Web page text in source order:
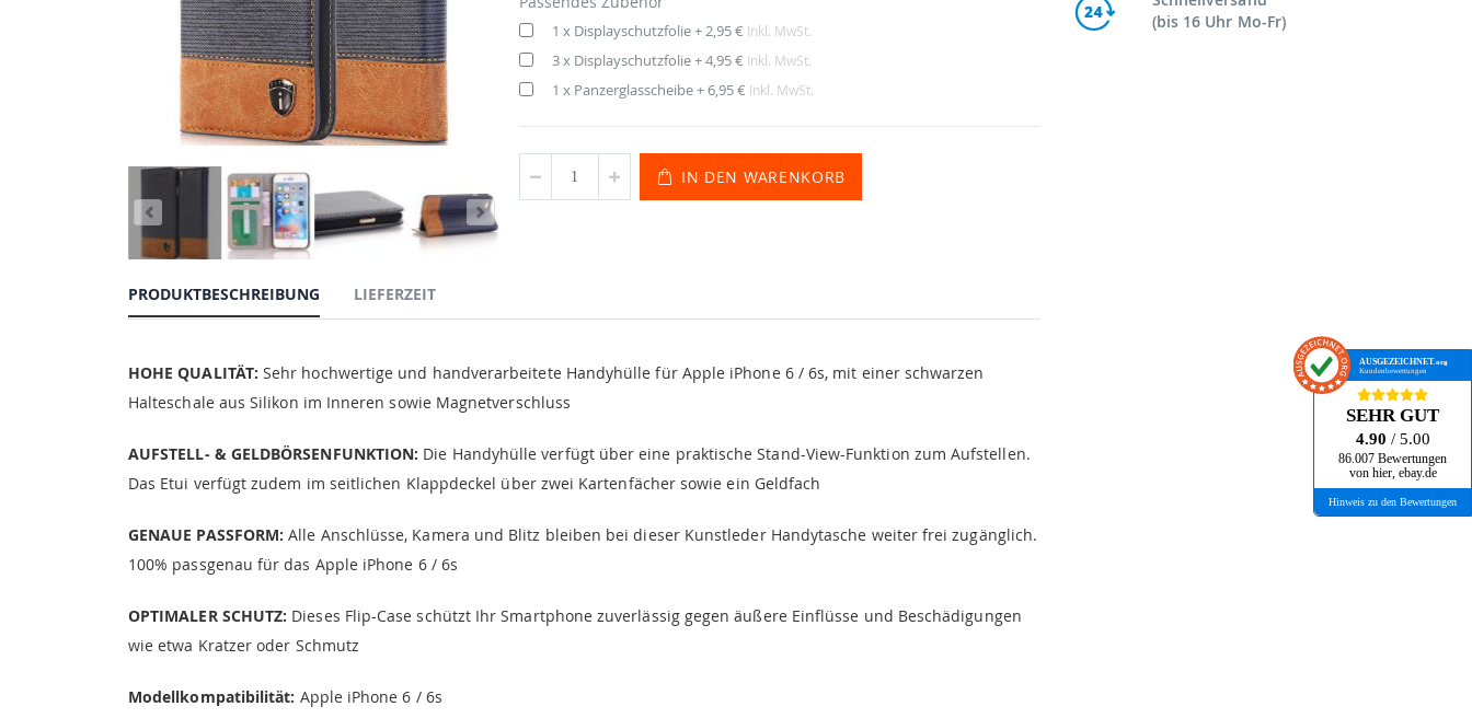
1 x Displayschutzfolie+2,95 € Inkl. MwSt.
3 x Displayschutzfolie+4,95 € Inkl. MwSt.
1 x Panzerglasscheibe+6,95 € Inkl. MwSt.
IN DEN WARENKORB
PRODUKTBESCHREIBUNG
HOHE QUALITÄT: Sehr hochwertige und handverarbeitete Handyhülle für Apple iPhone 6 / 6s, mit einer schwarzen
Halteschale aus Silikon im Inneren sowie Magnetverschluss
AUFSTELL- & GELDBÖRSENFUNKTION: Die Handyhülle verfügt über eine praktische Stand-View-Funktion zum Aufstellen.
Das Etui verfügt zudem im seitlichen Klappdeckel über zwei Kartenfächer sowie ein Geldfach
GENAUE PASSFORM: Alle Anschlüsse, Kamera und Blitz bleiben bei dieser Kunstleder Handytasche weiter frei zugänglich.
100% passgenau für das Apple iPhone 6 / 6s
OPTIMALER SCHUTZ: Dieses Flip-Case schützt Ihr Smartphone zuverlässig gegen äußere Einflüsse und Beschädigungen
wie etwa Kratzer oder Schmutz
Modellkompatibilität: Apple iPhone 6 / 6s
LIEFERZEIT
(bis 16 Uhr Mo-Fr)
AUSGEZEICHNET.org
Kundenbewertungen
SEHR GUT
4.90 / 5.00
86.007 Bewertungen
von hier, ebay.de
Hinweis zu den Bewertungen